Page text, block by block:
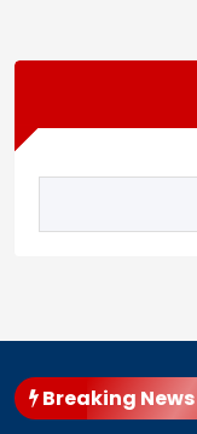
Breaking News
renverse les